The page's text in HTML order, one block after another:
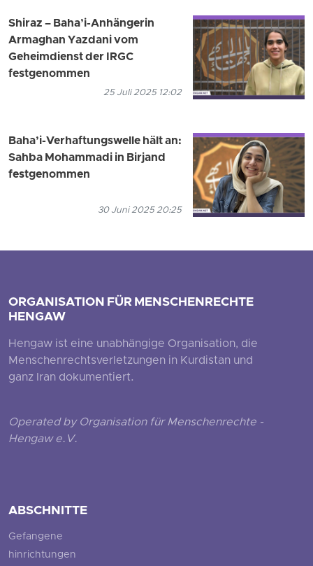
Shiraz – Baha’i-Anhängerin
Armaghan Yazdani vom
Geheimdienst der IRGC
festgenommen
25 Juli 2025 12:02
Baha’i-Verhaftungswelle hält an:
Sahba Mohammadi in Birjand
festgenommen
30 Juni 2025 20:25
ORGANISATION FÜR MENSCHENRECHTE
HENGAW
Hengaw ist eine unabhängige Organisation, die
Menschenrechtsverletzungen in Kurdistan und
ganz Iran dokumentiert.
Operated by Organisation für Menschenrechte -
Hengaw e.V.
ABSCHNITTE
Gefangene
hinrichtungen